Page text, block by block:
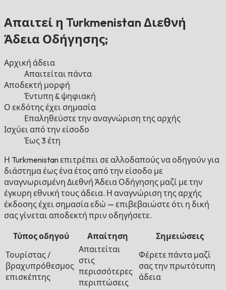
Απαιτεί η Turkmenistan Διεθνή
Άδεια Οδήγησης;
Αρχική άδεια
Απαιτείται πάντα
Αποδεκτή μορφή
Έντυπη & ψηφιακή
Ο εκδότης έχει σημασία
Επαληθεύστε την αναγνώριση της αρχής
Ισχύει από την είσοδο
Έως 3 έτη
Η Turkmenistan επιτρέπει σε αλλοδαπούς να οδηγούν για
διάστημα έως ένα έτος από την είσοδο με
αναγνωρισμένη Διεθνή Άδεια Οδήγησης μαζί με την
έγκυρη εθνική τους άδεια. Η αναγνώριση της αρχής
έκδοσης έχει σημασία εδώ — επιβεβαιώστε ότι η δική
σας γίνεται αποδεκτή πριν οδηγήσετε.
Τύπος οδηγού Απαίτηση
Σημειώσεις
Τουρίστας /
βραχυπρόθεσμος
επισκέπτης
Απαιτείται
στις
περισσότερες
περιπτώσεις
Φέρετε πάντα μαζί
σας την πρωτότυπη
άδεια